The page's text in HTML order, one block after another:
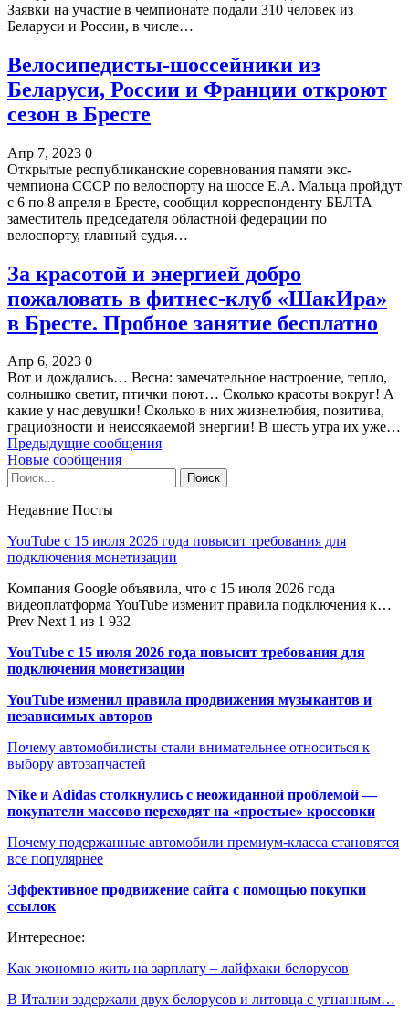
Заявки на участие в чемпионате подали 310 человек из
Беларуси и России, в числе…
Велосипедисты-шоссейники из
Беларуси, России и Франции откроют
сезон в Бресте
Апр 7, 2023 0
Открытые республиканские соревнования памяти экс-
чемпиона СССР по велоспорту на шоссе Е.А. Мальца пройдут
с 6 по 8 апреля в Бресте, сообщил корреспонденту БЕЛТА
заместитель председателя областной федерации по
велоспорту, главный судья…
За красотой и энергией добро
пожаловать в фитнес-клуб «ШакИра»
в Бресте. Пробное занятие бесплатно
Апр 6, 2023 0
Вот и дождались… Весна: замечательное настроение, тепло,
солнышко светит, птички поют… Сколько красоты вокруг! А
какие у нас девушки! Сколько в них жизнелюбия, позитива,
грациозности и неиссякаемой энергии! В шесть утра их уже…
Предыдущие сообщения
Новые сообщения
Недавние Посты
YouTube с 15 июля 2026 года повысит требования для
подключения монетизации
Компания Google объявила, что с 15 июля 2026 года
видеоплатформа YouTube изменит правила подключения к…
Prev Next 1 из 1 932
YouTube с 15 июля 2026 года повысит требования для
подключения монетизации
YouTube изменил правила продвижения музыкантов и
независимых авторов
Почему автомобилисты стали внимательнее относиться к
выбору автозапчастей
Nike и Adidas столкнулись с неожиданной проблемой —
покупатели массово переходят на «простые» кроссовки
Почему подержанные автомобили премиум-класса становятся
все популярнее
Эффективное продвижение сайта с помощью покупки
ссылок
Интересное:
Как экономно жить на зарплату – лайфхаки белорусов
В Италии задержали двух белорусов и литовца с угнанным…